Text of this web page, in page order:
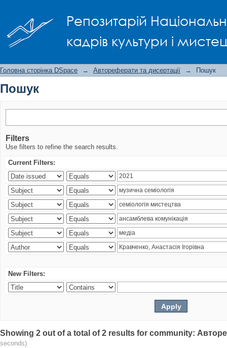
Репозитарій
кадрів культури і
Головна сторінка DSpace → Автореферати та дисертації → Пошук
Пошук
Filters
Use filters to refine the search results.
Current Filters:
New Filters:
Showing 2 out of a total of 2 results for community:
seconds)